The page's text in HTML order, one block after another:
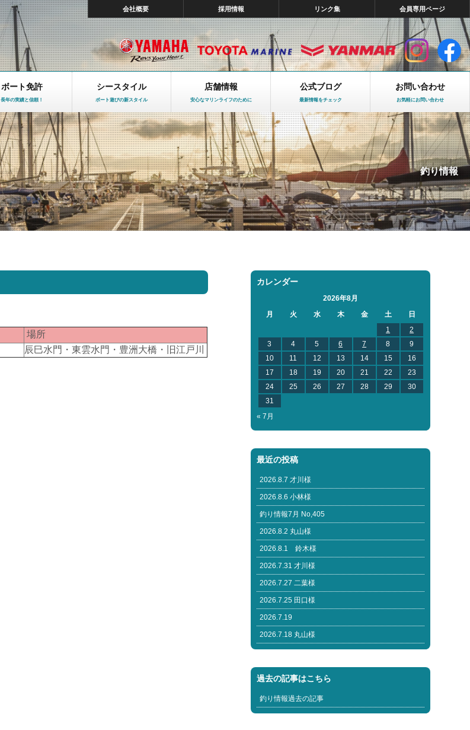
会社概要 採用情報 リンク集 会員専用ページ
ボート免許
長年の実績と信頼！
シースタイル
ボート遊びの新スタイル
店舗情報
安心なマリンライフのために
公式ブログ
最新情報をチェック
お問い合わせ
お気軽にお問い合わせ
釣り情報
場所
辰巳水門・東雲水門・豊洲大橋・旧江戸川
カレンダー
2026年8月
月
火 水 木 金 土
日
1
2
3
4 5 6 7 8
9
10
11 12 13 14 15
16
17
18 19 20 21 22
23
24
25 26 27 28 29
30
31
« 7月
最近の投稿
2026.8.7 才川様
2026.8.6 小林様
釣り情報7月 No,405
2026.8.2 丸山様
2026.8.1 鈴木様
2026.7.31 才川様
2026.7.27 二葉様
2026.7.25 田口様
2026.7.19
2026.7.18 丸山様
過去の記事はこちら
釣り情報過去の記事